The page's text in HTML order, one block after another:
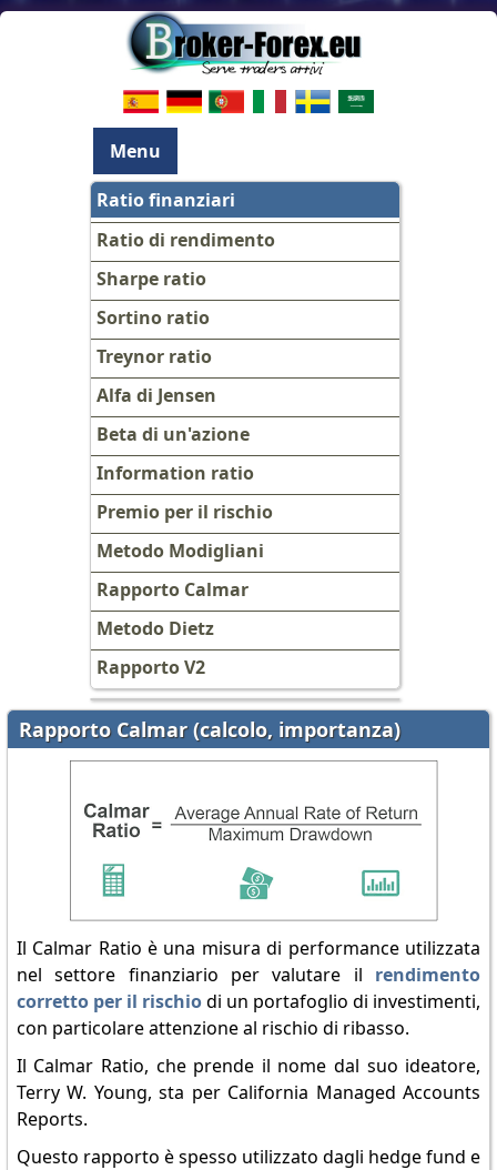
Menu
Ratio finanziari
Ratio di rendimento
Sharpe ratio
Sortino ratio
Treynor ratio
Alfa di Jensen
Beta di un'azione
Information ratio
Premio per il rischio
Metodo Modigliani
Rapporto Calmar
Metodo Dietz
Rapporto V2
Rapporto Calmar (calcolo, importanza)
Il Calmar Ratio è una misura di performance utilizzata
nel settore finanziario per valutare il rendimento
corretto per il rischiodi un portafoglio di investimenti,
con particolare attenzione al rischio di ribasso.
Il Calmar Ratio, che prende il nome dal suo ideatore,
Terry W. Young, sta per California Managed Accounts
Reports.
Questo rapporto è spesso utilizzato dagli hedge fund e